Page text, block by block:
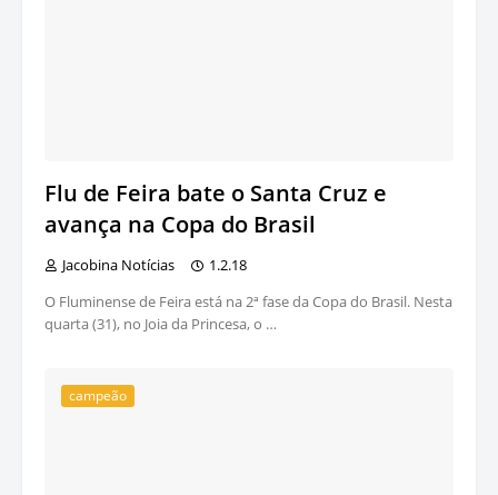
Flu de Feira bate o Santa Cruz e
avança na Copa do Brasil
Jacobina Notícias
1.2.18
O Fluminense de Feira está na 2ª fase da Copa do Brasil. Nesta
quarta (31), no Joia da Princesa, o …
campeão